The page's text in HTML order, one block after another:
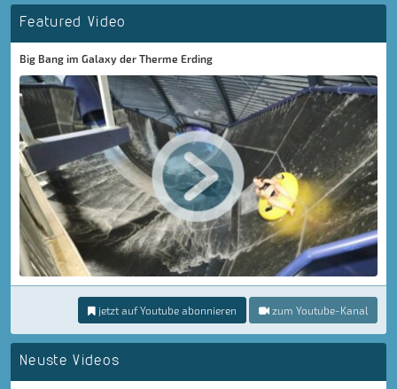
Featured Video
Big Bang im Galaxy der Therme Erding
jetzt auf Youtube abonnieren zum Youtube-Kanal
Neuste Videos